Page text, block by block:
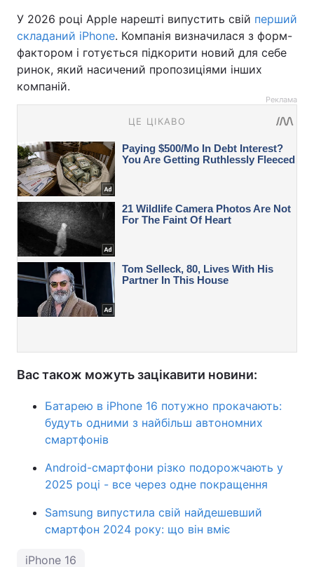
У 2026 році Apple нарешті випустить свій перший
складаний iPhone. Компанія визначилася з форм-
фактором і готується підкорити новий для себе
ринок, який насичений пропозиціями інших
компаній.
Реклама
Вас також можуть зацікавити новини:
Батарею в iPhone 16 потужно прокачають:
будуть одними з найбільш автономних
смартфонів
Android-смартфони різко подорожчають у
2025 році - все через одне покращення
Samsung випустила свій найдешевший
смартфон 2024 року: що він вміє
iPhone 16